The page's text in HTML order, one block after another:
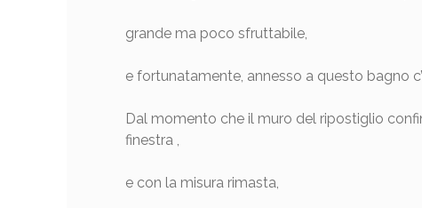
grande ma poco sfruttabile,
e fortunatamente, annesso a questo bagno
Dal momento che il muro del ripostiglio
finestra ,
e con la misura rimasta,